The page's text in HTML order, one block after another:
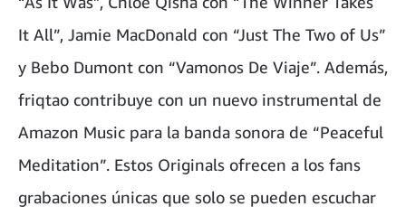
It All”, Jamie MacDonald con “Just The Two of Us”
y Bebo Dumont con “Vamonos De Viaje”. Además,
friqtao contribuye con un nuevo instrumental de
Amazon Music para la banda sonora de “Peaceful
Meditation”. Estos Originals ofrecen a los fans
grabaciones únicas que solo se pueden escuchar